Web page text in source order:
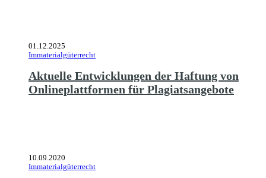
01.12.2025
Immaterialgüterrecht
Aktuelle Entwicklungen der Haftung von
Onlineplattformen für Plagiatsangebote
10.09.2020
Immaterialgüterrecht